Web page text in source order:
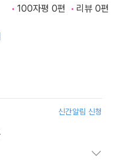
100자평 0편 리뷰 0편
신간알림 신청